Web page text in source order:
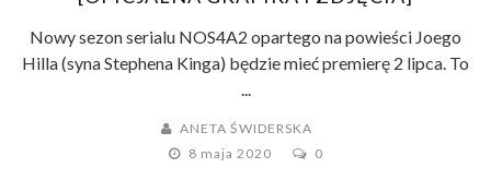
Nowy sezon serialu NOS4A2 opartego na powieści Joego
Hilla (syna Stephena Kinga) będzie mieć premierę 2 lipca. To
ANETA ŚWIDERSKA
8 maja 2020
0